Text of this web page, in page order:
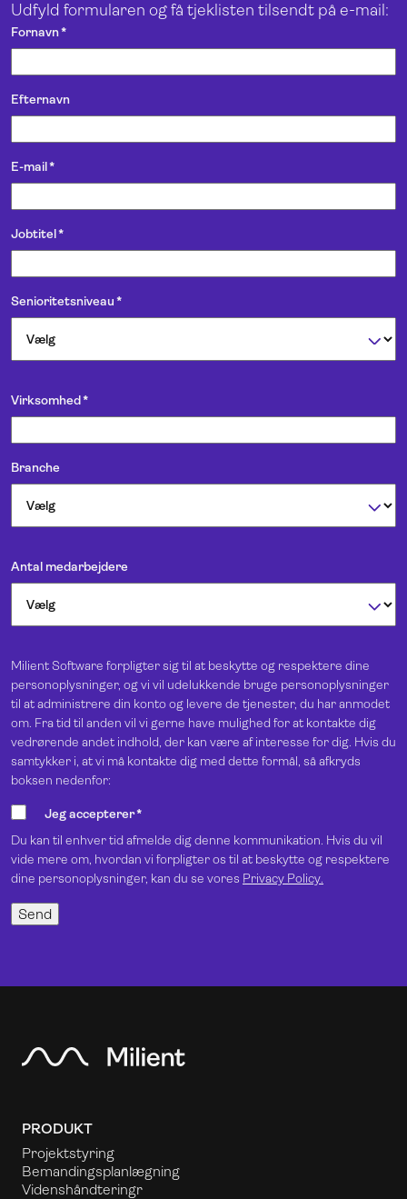
Udfyld formularen og få tjeklisten tilsendt på e-mail:
Fornavn*
Efternavn
E-mail*
Jobtitel*
Senioritetsniveau*
Virksomhed*
Branche
Antal medarbejdere
Milient Software forpligter sig til at beskytte og respektere dine
personoplysninger, og vi vil udelukkende bruge personoplysninger
til at administrere din konto og levere de tjenester, du har anmodet
om. Fra tid til anden vil vi gerne have mulighed for at kontakte dig
vedrørende andet indhold, der kan være af interesse for dig. Hvis du
samtykker i, at vi må kontakte dig med dette formål, så afkryds
boksen nedenfor:
Jeg accepterer*
Du kan til enhver tid afmelde dig denne kommunikation. Hvis du vil
vide mere om, hvordan vi forpligter os til at beskytte og respektere
dine personoplysninger, kan du se vores Privacy Policy.
PRODUKT
Projektstyring
Bemandingsplanlægning
Videnshåndteringr